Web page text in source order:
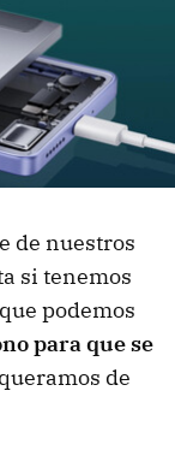
de nuestros
si tenemos
podemos
para que se
de